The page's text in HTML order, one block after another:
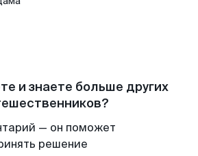
и знаете больше других
— он поможет
решение